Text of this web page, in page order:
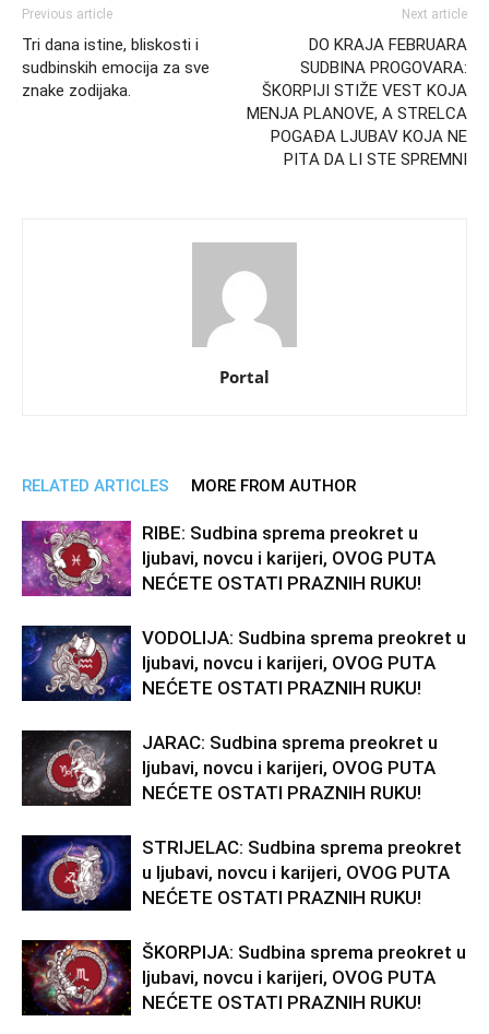
Previous article
Tri dana istine, bliskosti i
sudbinskih emocija za sve
znake zodijaka.
Next article
DO KRAJA FEBRUARA
SUDBINA PROGOVARA:
ŠKORPIJI STIŽE VEST KOJA
MENJA PLANOVE, A STRELCA
POGAĐA LJUBAV KOJA NE
PITА DA LI STE SPREMNI
Portal
RELATED ARTICLES MORE FROM AUTHOR
RIBE: Sudbina sprema preokret u
ljubavi, novcu i karijeri, OVOG PUTA
NEĆETE OSTATI PRAZNIH RUKU!
VODOLIJA: Sudbina sprema preokret u
ljubavi, novcu i karijeri, OVOG PUTA
NEĆETE OSTATI PRAZNIH RUKU!
JARAC: Sudbina sprema preokret u
ljubavi, novcu i karijeri, OVOG PUTA
NEĆETE OSTATI PRAZNIH RUKU!
STRIJELAC: Sudbina sprema preokret
u ljubavi, novcu i karijeri, OVOG PUTA
NEĆETE OSTATI PRAZNIH RUKU!
ŠKORPIJA: Sudbina sprema preokret u
ljubavi, novcu i karijeri, OVOG PUTA
NEĆETE OSTATI PRAZNIH RUKU!